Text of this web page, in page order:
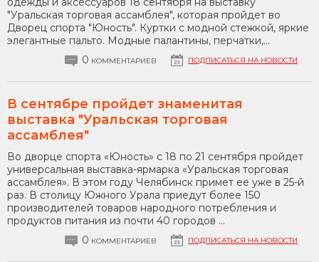
"Уральская торговая ассамблея", которая пройдет во
Дворец спорта "Юность". Куртки с модной стежкой, яркие
элегантные пальто. Модные палантины, перчатки,...
0 КОММЕНТАРИЕВ ПОДПИСАТЬСЯ НА НОВОСТИ
В сентябре пройдет знаменитая
выставка "Уральская торговая
ассамблея"
Во дворце спорта «Юность» с 18 по 21 сентября пройдет
универсальная выставка-ярмарка «Уральская торговая
ассамблея». В этом году Челябинск примет ее уже в 25-й
раз. В столицу Южного Урала приедут более 150
производителей товаров народного потребления и
продуктов питания из почти 40 городов ...
0 КОММЕНТАРИЕВ ПОДПИСАТЬСЯ НА НОВОСТИ